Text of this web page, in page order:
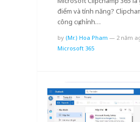
điểm và tính năng?
công cụ chỉnh…
by (Mr.) Hoa Pham — 2 năm
Microsoft 365